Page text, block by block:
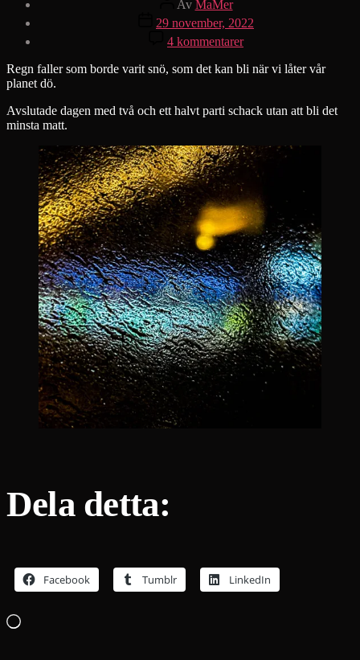
Av MaMer
Inläggsdatum
29 november, 2022
4 kommentarertill
Regn
faller
Regn faller som borde varit snö, som det kan bli när vi låter vår
planet dö.
Avslutade dagen med två och ett halvt parti schack utan att bli det
minsta matt.
Dela detta:
Facebook Tumblr LinkedIn
Laddar